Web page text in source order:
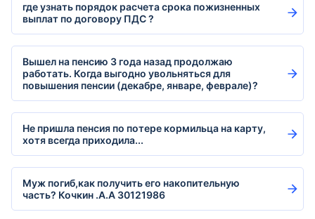
где узнать порядок расчета срока пожизненных
выплат по договору ПДС ?
Вышел на пенсию 3 года назад продолжаю
работать. Когда выгодно увольняться для
повышения пенсии (декабре, январе, феврале)?
Не пришла пенсия по потере кормильца на карту,
хотя всегда приходила...
Муж погиб,как получить его накопительную
часть? Кочкин .А.А 30121986